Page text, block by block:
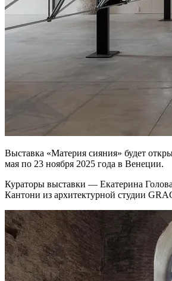
Выставка «Материя сияния» будет
мая по 23 ноября 2025 года в Венеции.
Кураторы выставки — Екатерина
Кантони из архитектурной студии